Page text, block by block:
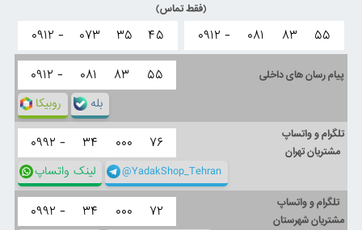
(فقط تماس)
۰۹۱۲ - ۰۸۱ ۸۳ ۵۵ ۰۹۱۲ - ۰۷۳ ۳۵ ۴۵
پیام رسان های داخلی ۰۹۱۲ - ۰۸۱ ۸۳ ۵۵
روبیکا بله
تلگرام و واتساپ
مشتریان تهران
۰۹۹۲ - ۳۴ ۰۰۰ ۷۶
لینک واتساپ @YadakShop_Tehran
تلگرام و واتساپ
مشتریان شهرستان
۰۹۹۲ - ۳۴ ۰۰۰ ۷۲